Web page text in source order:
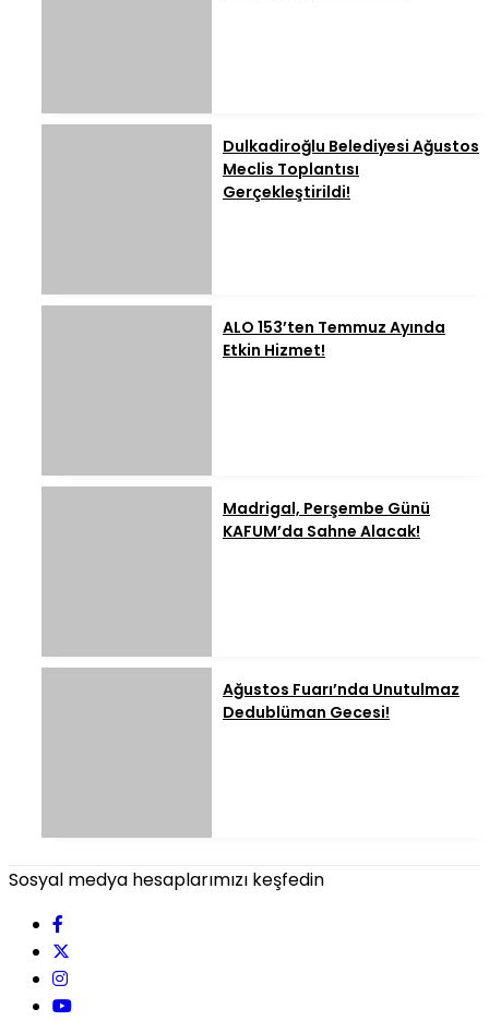
Dulkadiroğlu Belediyesi Ağustos
Meclis Toplantısı
Gerçekleştirildi!
ALO 153’ten Temmuz Ayında
Etkin Hizmet!
Madrigal, Perşembe Günü
KAFUM’da Sahne Alacak!
Ağustos Fuarı’nda Unutulmaz
Dedublüman Gecesi!
Sosyal medya hesaplarımızı keşfedin